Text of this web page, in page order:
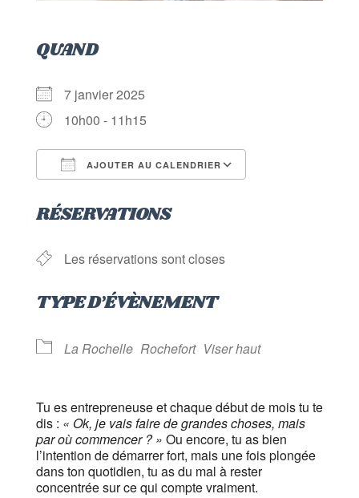
QUAND
7 janvier 2025
10h00 - 11h15
AJOUTER AU CALENDRIER
RÉSERVATIONS
Les réservations sont closes
TYPE D’ÉVÈNEMENT
La Rochelle Rochefort Viser haut
Tu es entrepreneuse et chaque début de mois tu te
dis : « Ok, je vais faire de grandes choses, mais
par où commencer ? » Ou encore, tu as bien
l’intention de démarrer fort, mais une fois plongée
dans ton quotidien, tu as du mal à rester
concentrée sur ce qui compte vraiment.